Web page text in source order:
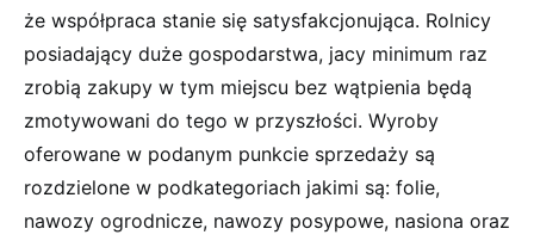
że współpraca stanie się satysfakcjonująca. Rolnicy
posiadający duże gospodarstwa, jacy minimum raz
zrobią zakupy w tym miejscu bez wątpienia będą
zmotywowani do tego w przyszłości. Wyroby
oferowane w podanym punkcie sprzedaży są
rozdzielone w podkategoriach jakimi są: folie,
nawozy ogrodnicze, nawozy posypowe, nasiona oraz